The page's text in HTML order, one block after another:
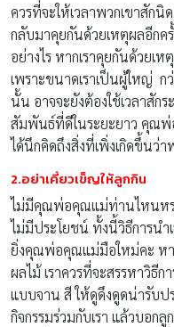
ควรที่จะให้เวลาพวกเขาสักนิ
กลับมาคุยกันด้วยเหตุผลอีกค
อย่างไร หากเราคุยกันด้วยเ
เพราะขนาดเราเป็นผู้ใหญ่ ก
นั้น อาจจะยังต้องใช้เวลาสัก
สัมพันธ์ที่ดีในระยะยาว คุณพ่
ได้นึกคิดถึงสิ่งที่เพิ่งเกิดขึ้นว่า
2.อย่าเคี่ยวเข็ญให้ลูกกิน
ไม่มีคุณพ่อคุณแม่ท่านไหนหร
ไม่มีประโยชน์ ทั้งนี้วิธีการน
ยิ่งคุณพ่อคุณแม่มือใหม่คะ หา
ผลไม้ เราควรที่จะสรรหาวิธี
แบบจาน สี ให้ดูดึงดูดน่ารับป
กิจกรรมร่วมกับเรา แล้วบอก